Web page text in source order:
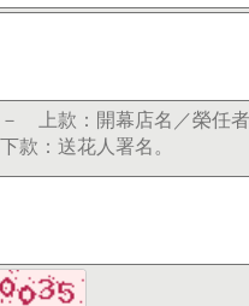
上款：開幕店名／榮任
款：送花人署名。